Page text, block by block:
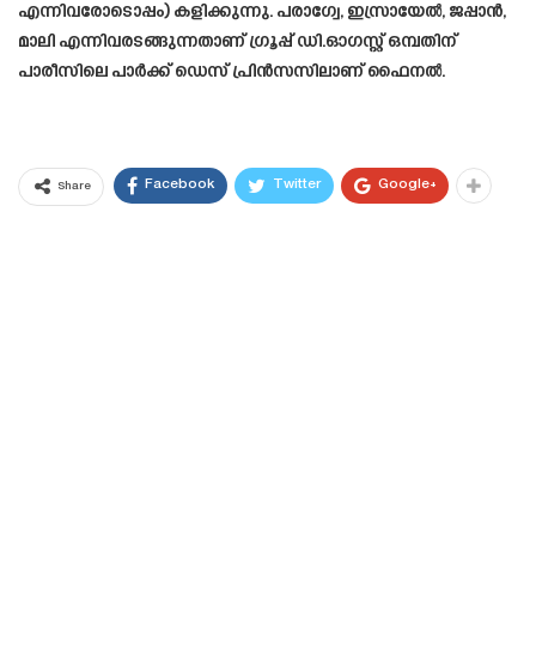
എന്നിവരോടൊപ്പം) കളിക്കുന്നു. പരാഗ്വേ, ഇസ്രായേൽ, ജപ്പാൻ,
മാലി എന്നിവരടങ്ങുന്നതാണ് ഗ്രൂപ്പ് ഡി.ഓഗസ്റ്റ് ഒമ്പതിന്
പാരീസിലെ പാർക്ക് ഡെസ് പ്രിൻസസിലാണ് ഫൈനൽ.
Share Facebook Twitter Google+